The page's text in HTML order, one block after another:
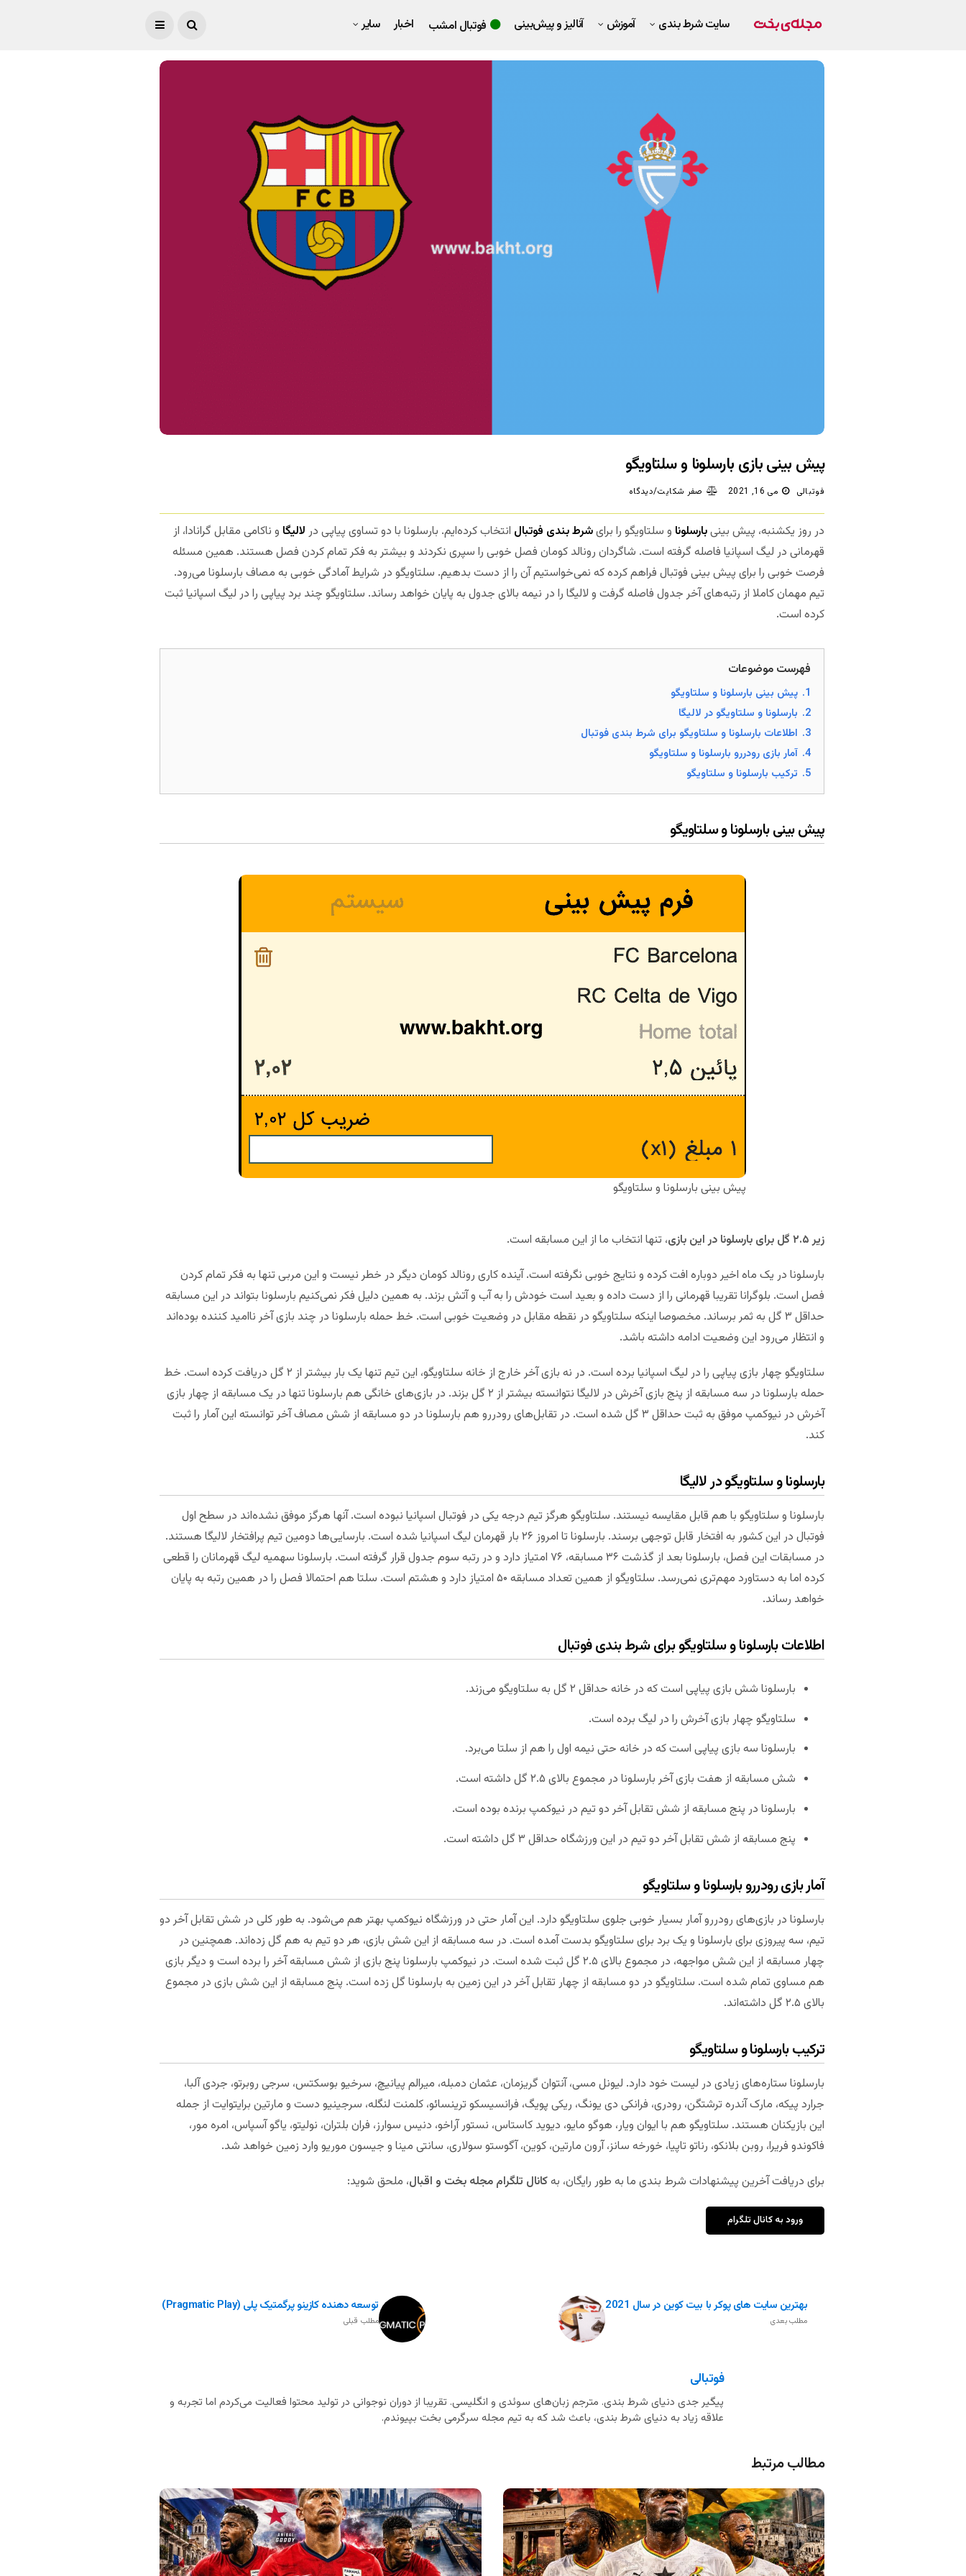
سایت شرط بندی آموزش آنالیز و پیش‌بینی فوتبال امشب اخبار سایر
پیش بینی بازی بارسلونا و سلتاویگو
فوتبالی می 16, 2021 صفر شکایت/دیدگاه
در روز یکشنبه، پیش بینیبارسلونا و سلتاویگو را برایشرط بندی فوتبال انتخاب کرده‌ایم. بارسلونا با دو تساوی پیاپی در لالیگا و ناکامی مقابل گرانادا، از
قهرمانی در لیگ اسپانیا فاصله گرفته است. شاگردان رونالد کومان فصل خوبی را سپری نکردند و بیشتر به فکر تمام کردن فصل هستند. همین مسئله
فرصت خوبی را برای پیش بینی فوتبال فراهم کرده که نمی‌خواستیم آن را از دست بدهیم. سلتاویگو در شرایط آمادگی خوبی به مصاف بارسلونا می‌رود.
تیم مهمان کاملا از رتبه‌های آخر جدول فاصله گرفت و لالیگا را در نیمه بالای جدول به پایان خواهد رساند. سلتاویگو چند برد پیاپی را در لیگ اسپانیا ثبت
کرده است.
فهرست موضوعات
1. پیش بینی بارسلونا و سلتاویگو
2. بارسلونا و سلتاویگو در لالیگا
3. اطلاعات بارسلونا و سلتاویگو برای شرط بندی فوتبال
4. آمار بازی رودررو بارسلونا و سلتاویگو
5. ترکیب بارسلونا و سلتاویگو
پیش بینی بارسلونا و سلتاویگو
پیش بینی بارسلونا و سلتاویگو
زیر ۲.۵ گل برای بارسلونا در این بازی
، تنها انتخاب ما از این مسابقه است.
بارسلونا در یک ماه اخیر دوباره افت کرده و نتایج خوبی نگرفته است. آینده کاری رونالد کومان دیگر در خطر نیست و این مربی تنها به فکر تمام کردن
فصل است. بلوگرانا تقریبا قهرمانی را از دست داده و بعید است خودش را به آب و آتش بزند. به همین دلیل فکر نمی‌کنیم بارسلونا بتواند در این مسابقه
حداقل ۳ گل به ثمر برساند. مخصوصا اینکه سلتاویگو در نقطه مقابل در وضعیت خوبی است. خط حمله بارسلونا در چند بازی آخر ناامید کننده بوده‌اند
و انتظار می‌رود این وضعیت ادامه داشته باشد.
سلتاویگو چهار بازی پیاپی را در لیگ اسپانیا برده است. در نه بازی آخر خارج از خانه سلتاویگو، این تیم تنها یک بار بیشتر از ۲ گل دریافت کرده است. خط
حمله بارسلونا در سه مسابقه از پنج بازی آخرش در لالیگا نتوانسته بیشتر از ۲ گل بزند. در بازی‌های خانگی هم بارسلونا تنها در یک مسابقه از چهار بازی
آخرش در نیوکمپ موفق به ثبت حداقل ۳ گل شده است. در تقابل‌های رودررو هم بارسلونا در دو مسابقه از شش مصاف آخر توانسته این آمار را ثبت
کند.
بارسلونا و سلتاویگو در لالیگا
بارسلونا و سلتاویگو با هم قابل مقایسه نیستند. سلتاویگو هرگز تیم درجه یکی در فوتبال اسپانیا نبوده است. آنها هرگز موفق نشده‌اند در سطح اول
فوتبال در این کشور به افتخار قابل توجهی برسند. بارسلونا تا امروز ۲۶ بار قهرمان لیگ اسپانیا شده است. بارسایی‌ها دومین تیم پرافتخار لالیگا هستند.
در مسابقات این فصل، بارسلونا بعد از گذشت ۳۶ مسابقه، ۷۶ امتیاز دارد و در رتبه سوم جدول قرار گرفته است. بارسلونا سهمیه لیگ قهرمانان را قطعی
کرده اما به دستاورد مهم‌تری نمی‌رسد. سلتاویگو از همین تعداد مسابقه ۵۰ امتیاز دارد و هشتم است. سلتا هم احتمالا فصل را در همین رتبه به پایان
خواهد رساند.
اطلاعات بارسلونا و سلتاویگو برای شرط بندی فوتبال
بارسلونا شش بازی پیاپی است که در خانه حداقل ۲ گل به سلتاویگو می‌زند.
سلتاویگو چهار بازی آخرش را در لیگ برده است.
بارسلونا سه بازی پیاپی است که در خانه حتی نیمه اول را هم از سلتا می‌برد.
شش مسابقه از هفت بازی آخر بارسلونا در مجموع بالای ۲.۵ گل داشته است.
بارسلونا در پنج مسابقه از شش تقابل آخر دو تیم در نیوکمپ برنده بوده است.
پنج مسابقه از شش تقابل آخر دو تیم در این ورزشگاه حداقل ۳ گل داشته است.
آمار بازی رودررو بارسلونا و سلتاویگو
بارسلونا در بازی‌های رودررو آمار بسیار خوبی جلوی سلتاویگو دارد. این آمار حتی در ورزشگاه نیوکمپ بهتر هم می‌شود. به طور کلی در شش تقابل آخر دو
تیم، سه پیروزی برای بارسلونا و یک برد برای سلتاویگو بدست آمده است. در سه مسابقه از این شش بازی، هر دو تیم به هم گل زده‌اند. همچنین در
چهار مسابقه از این شش مواجهه، در مجموع بالای ۲.۵ گل ثبت شده است. در نیوکمپ بارسلونا پنج بازی از شش مسابقه آخر را برده است و دیگر بازی
هم مساوی تمام شده است. سلتاویگو در دو مسابقه از چهار تقابل آخر در این زمین به بارسلونا گل زده است. پنج مسابقه از این شش بازی در مجموع
بالای ۲.۵ گل داشته‌اند.
ترکیب بارسلونا و سلتاویگو
بارسلونا ستاره‌های زیادی در لیست خود دارد. لیونل مسی، آنتوان گریزمان، عثمان دمبله، میرالم پیانیچ، سرخیو بوسکتس، سرجی روبرتو، جردی آلبا،
جرارد پیکه، مارک آندره ترشتگن، رودری، فرانکی دی یونگ، ریکی پویگ، فرانسیسکو ترینسائو، کلمنت لنگله، سرجینیو دست و مارتین برایتوایت از جمله
این بازیکنان هستند. سلتاویگو هم با ایوان ویار، هوگو مایو، دیوید کاستاس، نستور آراخو، دنیس سوارز، فران بلتران، نولیتو، یاگو آسپاس، امره مور،
فاکوندو فریرا، روبن بلانکو، رناتو تاپیا، خورخه سانز، آرون مارتین، کوین، آگوستو سولاری، سانتی مینا و جیسون موریو وارد زمین خواهد شد.
برای دریافت آخرین پیشنهادات شرط بندی ما به طور رایگان، بهکانال تلگرام مجله بخت و اقبال، ملحق شوید:
ورود به کانال تلگرام
توسعه دهنده کازینو پرگمتیک پلی (Pragmatic Play)
مطلب قبلی
بهترین سایت‌ های پوکر با بیت کوین در سال 2021
مطلب بعدی
فوتبالی
پیگیر جدی دنیای شرط بندی. مترجم زبان‌های سوئدی و انگلیسی. تقریبا از دوران نوجوانی در تولید محتوا فعالیت می‌کردم اما تجربه و
علاقه زیاد به دنیای شرط بندی، باعث شد که به تیم مجله سرگرمی بخت بپیوندم.
مطالب مرتبط